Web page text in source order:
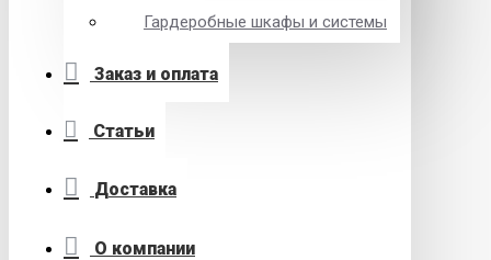
Гардеробные шкафы и системы
Заказ и оплата
Статьи
Доставка
О компании